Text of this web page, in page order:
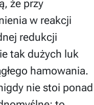
że przy
w reakcji
redukcji
tak dużych luk
hamowania.
nie stoi ponad